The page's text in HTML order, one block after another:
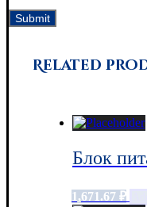
Related
Блок
1,671.67 ₽